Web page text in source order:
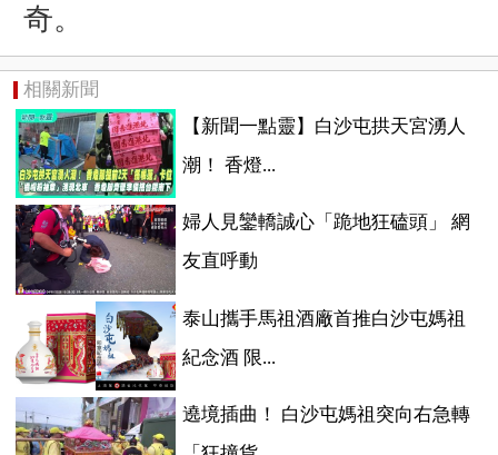
奇。
相關新聞
【新聞一點靈】白沙屯拱天宮湧人
潮！ 香燈...
婦人見鑾轎誠心「跪地狂磕頭」 網
友直呼動
泰山攜手馬祖酒廠首推白沙屯媽祖
紀念酒 限...
遶境插曲！ 白沙屯媽祖突向右急轉